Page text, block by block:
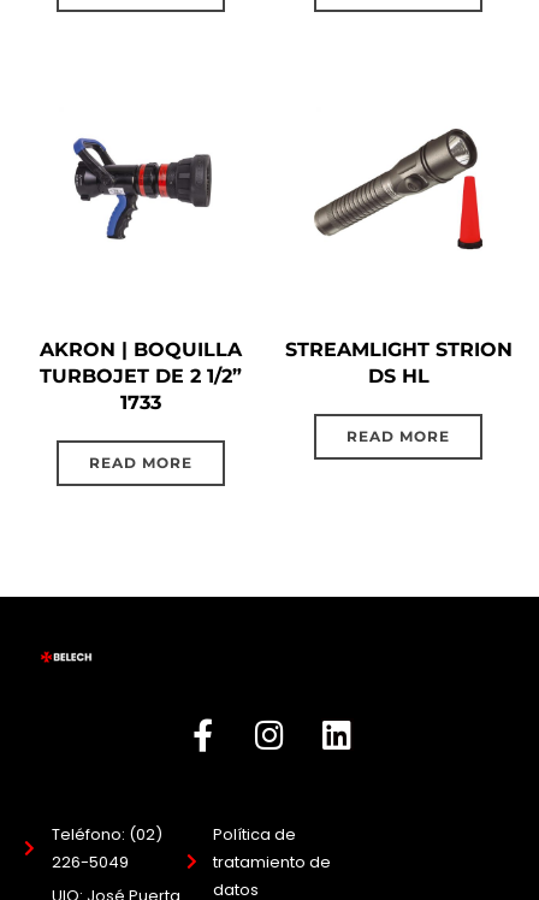
AKRON | BOQUILLA
TURBOJET DE 2 1/2”
1733
READ MORE
STREAMLIGHT STRION
DS HL
READ MORE
Teléfono: (02)
226-5049
UIO: José Puerta
Política de
tratamiento de
datos